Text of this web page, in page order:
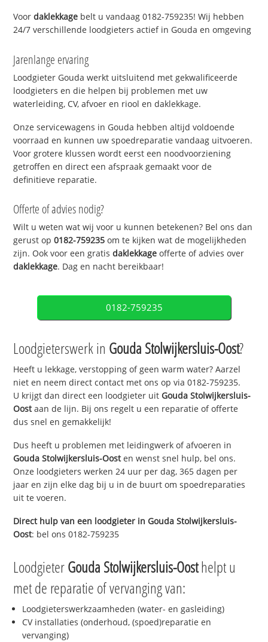
Voordaklekkage belt u vandaag 0182-759235! Wij hebben
24/7 verschillende loodgieters actief in Gouda en omgeving
Jarenlange ervaring
Loodgieter Gouda werkt uitsluitend met gekwalificeerde
loodgieters en die helpen bij problemen met uw
waterleiding, CV, afvoer en riool en daklekkage.
Onze servicewagens in Gouda hebben altijd voldoende
voorraad en kunnen uw spoedreparatie vandaag uitvoeren.
Voor grotere klussen wordt eerst een noodvoorziening
getroffen en direct een afspraak gemaakt voor de
definitieve reparatie.
Offerte of advies nodig?
Wilt u weten wat wij voor u kunnen betekenen? Bel ons dan
gerust op0182-759235 om te kijken wat de mogelijkheden
zijn. Ook voor een gratisdaklekkage offerte of advies over
daklekkage. Dag en nacht bereikbaar!
0182-759235
Loodgieterswerk in Gouda Stolwijkersluis-Oost?
Heeft u lekkage, verstopping of geen warm water? Aarzel
niet en neem direct contact met ons op via 0182-759235.
U krijgt dan direct een loodgieter uit Gouda Stolwijkersluis-
Oostaan de lijn. Bij ons regelt u een reparatie of offerte
dus snel en gemakkelijk!
Dus heeft u problemen met leidingwerk of afvoeren in
Gouda Stolwijkersluis-Oosten wenst snel hulp, bel ons.
Onze loodgieters werken 24 uur per dag, 365 dagen per
jaar en zijn elke dag bij u in de buurt om spoedreparaties
uit te voeren.
Direct hulp van een loodgieter in Gouda Stolwijkersluis-
Oost: bel ons 0182-759235
LoodgieterGouda Stolwijkersluis-Oosthelpt u
met de reparatie of vervanging van:
Loodgieterswerkzaamheden (water- en gasleiding)
CV installaties (onderhoud, (spoed)reparatie en
vervanging)